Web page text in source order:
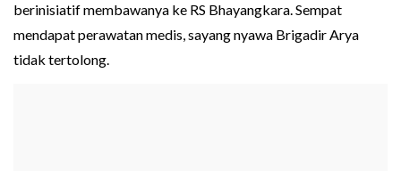
berinisiatif membawanya ke RS Bhayangkara. Sempat
mendapat perawatan medis, sayang nyawa Brigadir Arya
tidak tertolong.